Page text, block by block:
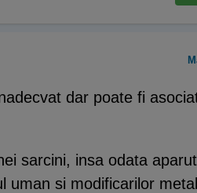
dar poate fi
sarcini, insa odata
uman si modificarilor